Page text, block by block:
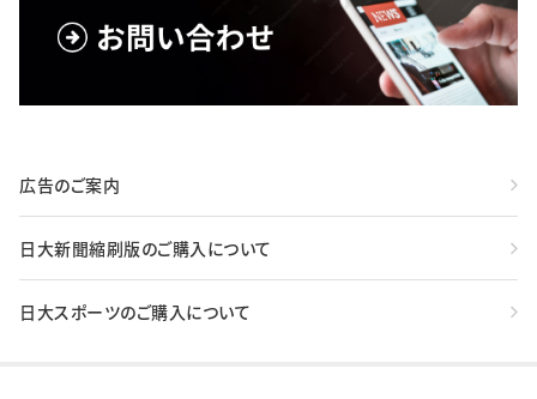
広告のご案内
日大新聞縮刷版のご購入について
日大スポーツのご購入について